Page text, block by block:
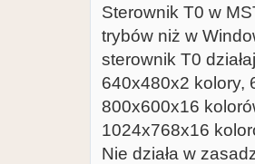
Sterownik T0 w
trybów niż w
sterownik T0
640x480x2 kolory,
800x600x16
1024x768x16
Nie działa w